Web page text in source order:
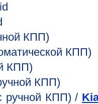
КПП)
КПП)
КПП)
КПП)
ручной КПП) /